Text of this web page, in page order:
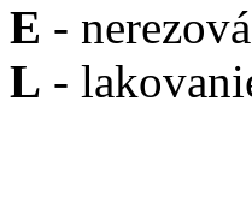
E -
L -